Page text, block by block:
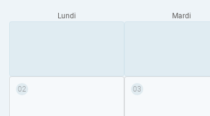
Lundi Mardi
02 03